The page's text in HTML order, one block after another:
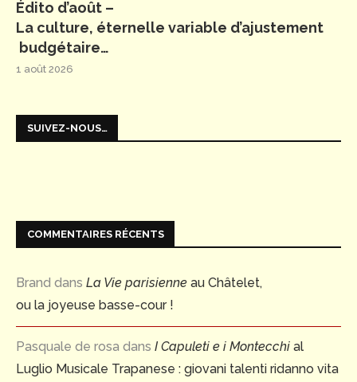
Édito d’août –
La culture, éternelle variable d’ajustement
budgétaire…
1 août 2026
SUIVEZ-NOUS…
COMMENTAIRES RÉCENTS
Brand dans La Vie parisienne au Châtelet,
ou la joyeuse basse-cour !
Pasquale de rosa dans I Capuleti e i Montecchi al
Luglio Musicale Trapanese : giovani talenti ridanno vita